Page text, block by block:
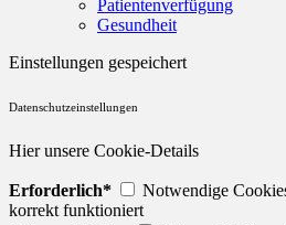
Patientenverfügung
Gesundheit
Einstellungen gespeichert
Datenschutzeinstellungen
Hier unsere Cookie-Details
Erforderlich*
Notwendige
korrekt funktioniert